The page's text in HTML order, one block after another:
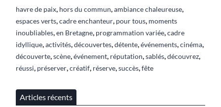
havre de paix, hors du commun,ambiance chaleureuse,
espaces verts,cadre enchanteur, pour tous, moments
inoubliables,en Bretagne, programmation variée,cadre
idyllique,activités,découvertes,détente,événements,cinéma,
découverte,scène,événement, réputation,sablés,découvrez,
réussi, préserver,créatif, réserve,succès,fête
Articles récents